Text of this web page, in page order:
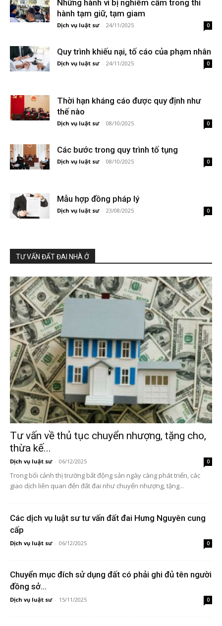
Những hành vi bị nghiêm cấm trong thi
hành tạm giữ, tạm giam
Dịch vụ luật sư - 24/11/2025 0
Quy trình khiếu nại, tố cáo của phạm nhân
Dịch vụ luật sư - 24/11/2025 0
Thời hạn kháng cáo được quy định như
thế nào
Dịch vụ luật sư - 08/10/2025 0
Các bước trong quy trình tố tụng
Dịch vụ luật sư - 08/10/2025 0
Mẫu hợp đồng pháp lý
Dịch vụ luật sư - 23/08/2025 0
TƯ VẤN ĐẤT ĐAI NHÀ Ở
Tư vấn về thủ tục chuyển nhượng, tặng cho,
thừa kế...
Dịch vụ luật sư - 06/12/2025 0
Trong bối cảnh thị trường bất động sản ngày càng phát triển, các
giao dịch liên quan đến đất đai như chuyển nhượng, tặng...
Các dịch vụ luật sư tư vấn đất đai Hưng Nguyên cung
cấp
Dịch vụ luật sư - 06/12/2025 0
Chuyển mục đích sử dụng đất có phải ghi đủ tên người
đồng sở...
Dịch vụ luật sư - 15/11/2025 0